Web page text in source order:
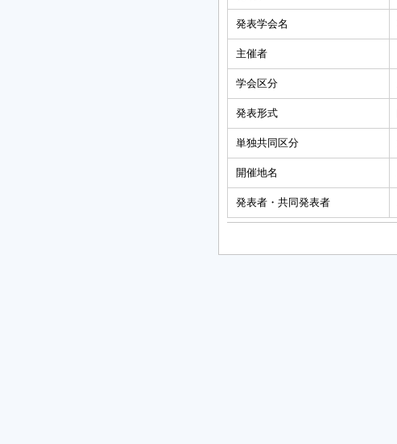
発表学会名
主催者
学会区分
発表形式
単独共同区分
開催地名
発表者・共同発表者